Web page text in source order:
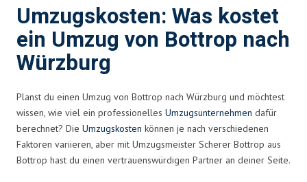
Umzugskosten: Was kostet
ein Umzug von Bottrop nach
Würzburg
Planst du einen Umzug von Bottrop nach Würzburg und möchtest
wissen, wie viel ein professionelles Umzugsunternehmen dafür
berechnet? Die Umzugskosten können je nach verschiedenen
Faktoren variieren, aber mit Umzugsmeister Scherer Bottrop aus
Bottrop hast du einen vertrauenswürdigen Partner an deiner Seite.